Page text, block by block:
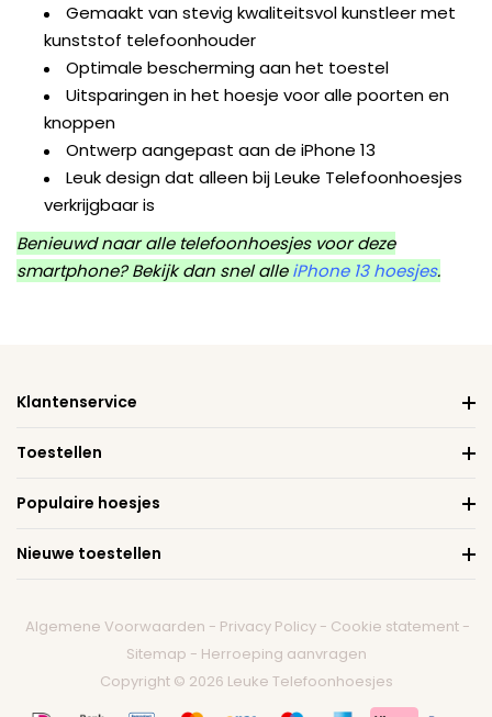
Gemaakt van stevig kwaliteitsvol kunstleer met
kunststof telefoonhouder
Optimale bescherming aan het toestel
Uitsparingen in het hoesje voor alle poorten en
knoppen
Ontwerp aangepast aan de iPhone 13
Leuk design dat alleen bij Leuke Telefoonhoesjes
verkrijgbaar is
Benieuwd naar alle telefoonhoesjes voor deze
smartphone? Bekijk dan snel alleiPhone 13 hoesjes.
Klantenservice
Toestellen
Populaire hoesjes
Nieuwe toestellen
Algemene Voorwaarden - Privacy Policy - Cookie statement -
Sitemap - Herroeping aanvragen
Copyright © 2026 Leuke Telefoonhoesjes